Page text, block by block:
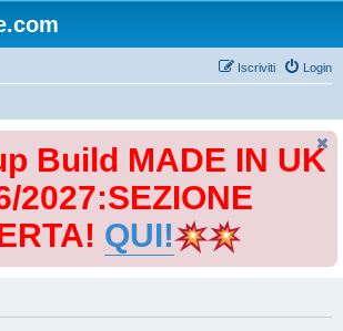
Login
Iscriviti
Build MADE IN UK
2027:SEZIONE
QUI!